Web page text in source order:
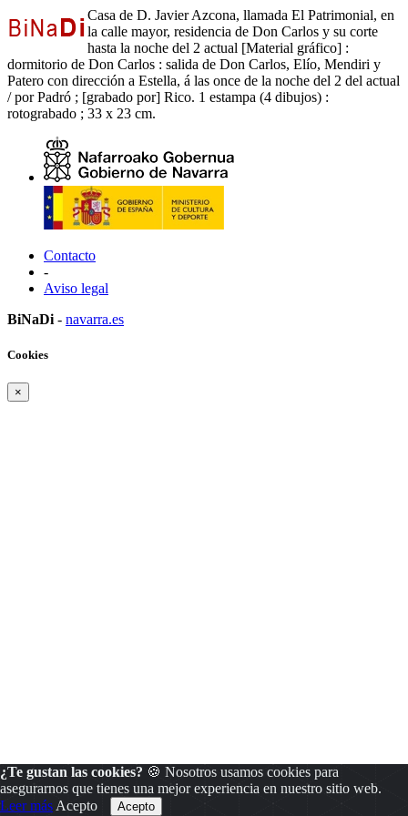
Casa de D. Javier Azcona, llamada El Patrimonial, en
la calle mayor, residencia de Don Carlos y su corte
hasta la noche del 2 actual [Material gráfico] :
dormitorio de Don Carlos : salida de Don Carlos, Elío, Mendiri y
Patero con dirección a Estella, á las once de la noche del 2 del actual
/ por Padró ; [grabado por] Rico. 1 estampa (4 dibujos) :
rotograbado ; 33 x 23 cm.
Contacto
-
Aviso legal
BiNaDi - navarra.es
¿Te gustan las cookies? 🍪 Nosotros usamos cookies para
asegurarnos que tienes una mejor experiencia en nuestro sitio web.
Leer más Acepto
Cookies
×